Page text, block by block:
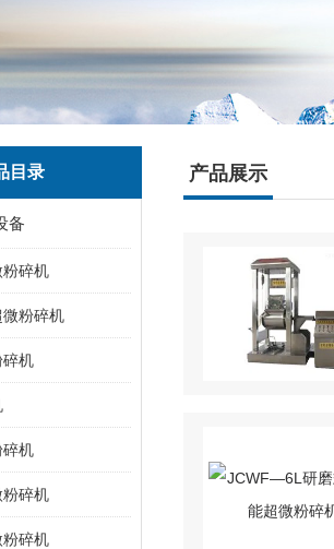
目录
备
碎机
粉碎机
碎机
碎机
碎机
碎机
产品展示